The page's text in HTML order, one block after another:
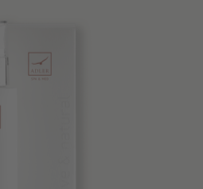
& News
Gutscheine
& Info